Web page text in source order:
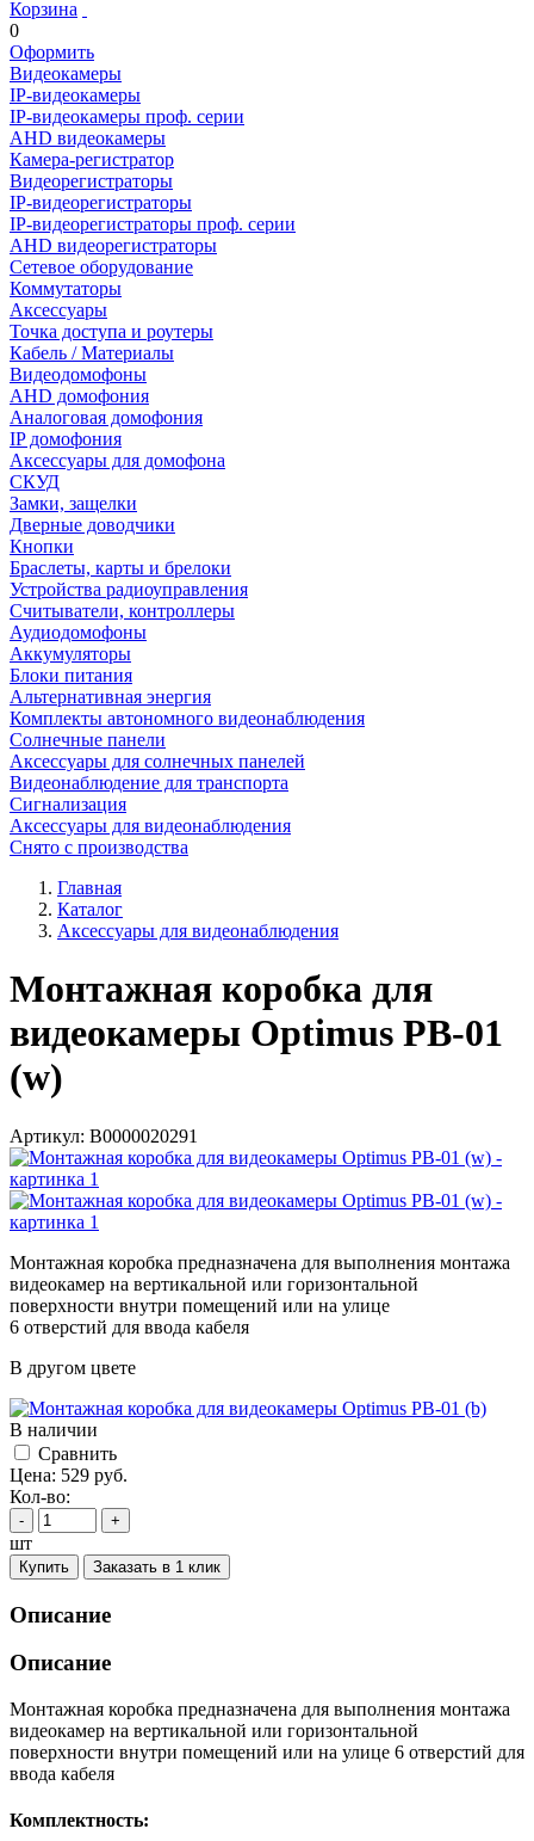
Корзина
0
Оформить
Видеокамеры
IP-видеокамеры
IP-видеокамеры проф. серии
AHD видеокамеры
Камера-регистратор
Видеорегистраторы
IP-видеорегистраторы
IP-видеорегистраторы проф. серии
AHD видеорегистраторы
Сетевое оборудование
Коммутаторы
Аксессуары
Точка доступа и роутеры
Кабель / Материалы
Видеодомофоны
AHD домофония
Аналоговая домофония
IP домофония
Аксессуары для домофона
СКУД
Замки, защелки
Дверные доводчики
Кнопки
Браслеты, карты и брелоки
Устройства радиоуправления
Считыватели, контроллеры
Аудиодомофоны
Аккумуляторы
Блоки питания
Альтернативная энергия
Комплекты автономного видеонаблюдения
Солнечные панели
Аксессуары для солнечных панелей
Видеонаблюдение для транспорта
Сигнализация
Аксессуары для видеонаблюдения
Снято с производства
Главная
Каталог
Аксессуары для видеонаблюдения
Монтажная коробка для
видеокамеры Optimus PB-01
(w)
Артикул: В0000020291
Монтажная коробка предназначена для выполнения монтажа
видеокамер на вертикальной или горизонтальной
поверхности внутри помещений или на улице
6 отверстий для ввода кабеля
В другом цвете
В наличии
Cравнить
Цена: 529 руб.
Кол-во:
- +
шт
Купить Заказать в 1 клик
Описание
Описание
Монтажная коробка предназначена для выполнения монтажа
видеокамер на вертикальной или горизонтальной
поверхности внутри помещений или на улице 6 отверстий для
ввода кабеля
Комплектность: